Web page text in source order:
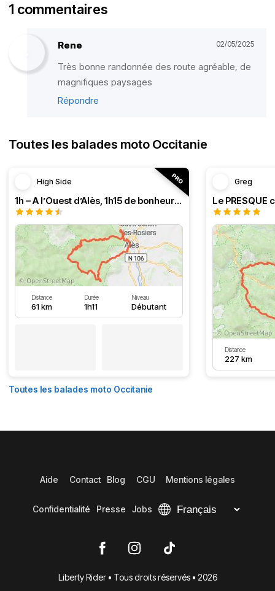
1 commentaires
Rene 02/05/2025
Très bonne randonnée des route agréable, de
magnifiques paysages
Répondre
Toutes les balades moto Occitanie
High Side
1h – A l’Ouest d’Alès, 1h15 de bonheur (HSRF23)
Distance
61 km
Durée
1h11
Niveau
Débutant
Greg
Distance
227 km
Toutes les balades moto Occitanie
Aide Contact Blog CGU Mentions légales
Confidentialité Presse Jobs
Liberty Rider • Tous droits réservés • 2026